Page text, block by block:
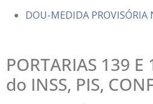
DOU-MEDIDA PROVISÓRIA
PORTARIAS 139
do INSS, PIS,